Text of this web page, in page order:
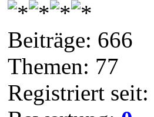
Beiträge: 666
Themen: 77
Registriert